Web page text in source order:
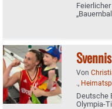
Von
.,
Deutsche
Olympia-